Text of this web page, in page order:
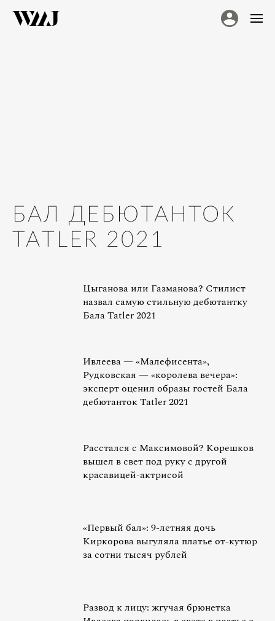
БАЛ ДЕБЮТАНТОК
TATLER 2021
Цыганова или Газманова? Стилист
назвал самую стильную дебютантку
Бала Tatler 2021
Ивлеева — «Малефисента»,
Рудковская — «королева вечера»:
эксперт оценил образы гостей Бала
дебютанток Tatler 2021
Расстался с Максимовой? Корешков
вышел в свет под руку с другой
красавицей-актрисой
«Первый бал»: 9-летняя дочь
Киркорова выгуляла платье от-кутюр
за сотни тысяч рублей
Развод к лицу: жгучая брюнетка